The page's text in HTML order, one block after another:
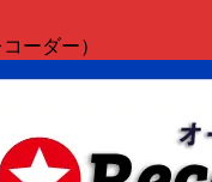
ーダー）